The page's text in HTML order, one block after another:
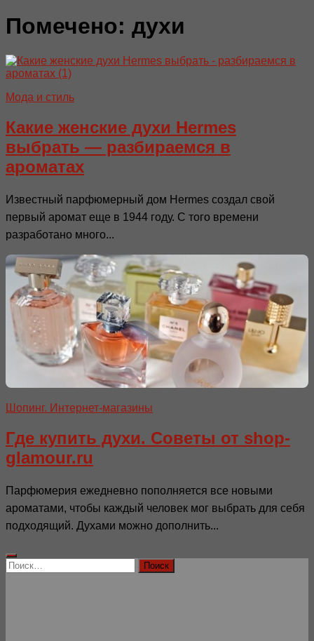
Помечено: духи
Мода и стиль
Какие женские духи Hermes
выбрать — разбираемся в
ароматах
Известный парфюмерный дом Hermes создал свой
первый аромат еще в 1944 году. С того времени
разработано много...
Шопинг. Интернет-магазины
Где купить духи. Советы от shop-
glamour.ru
Парфюмерия ежедневно пополняется все новыми
ароматами, чтобы каждый человек мог выбрать для себя
подходящий. Духами можно дополнить...
Найти: